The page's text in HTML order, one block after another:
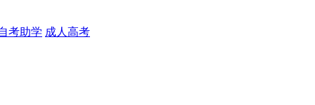
考助学 成人高考